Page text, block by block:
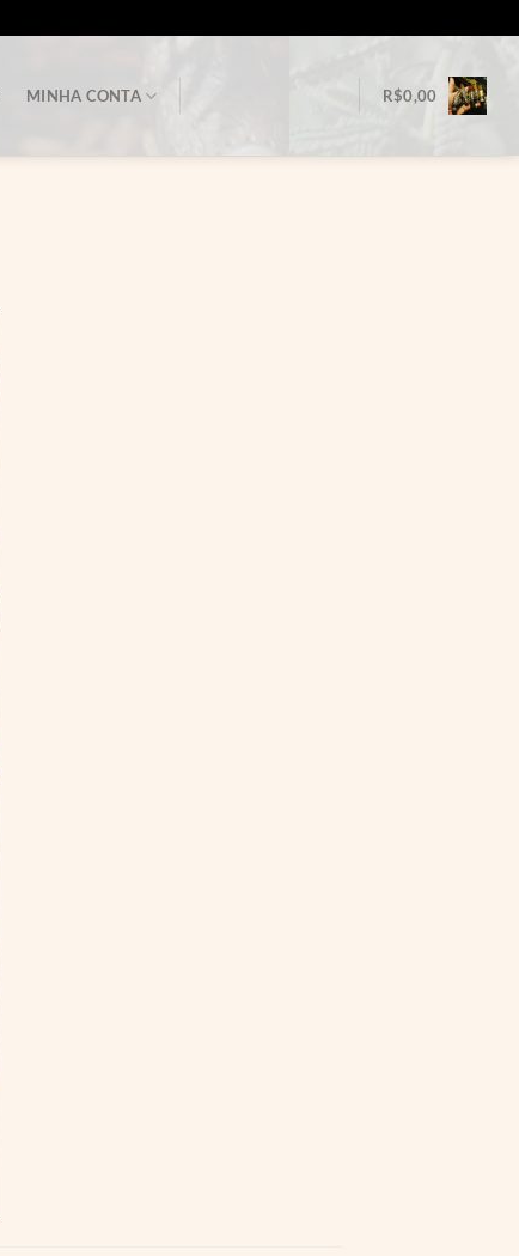
MINHA CONTA R$0,00